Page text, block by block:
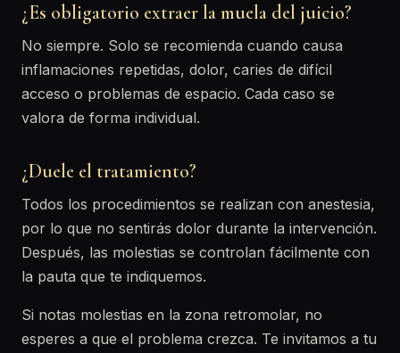
¿Es obligatorio extraer la muela del juicio?
No siempre. Solo se recomienda cuando causa
inflamaciones repetidas, dolor, caries de difícil
acceso o problemas de espacio. Cada caso se
valora de forma individual.
¿Duele el tratamiento?
Todos los procedimientos se realizan con anestesia,
por lo que no sentirás dolor durante la intervención.
Después, las molestias se controlan fácilmente con
la pauta que te indiquemos.
Si notas molestias en la zona retromolar, no
esperes a que el problema crezca. Te invitamos a tu